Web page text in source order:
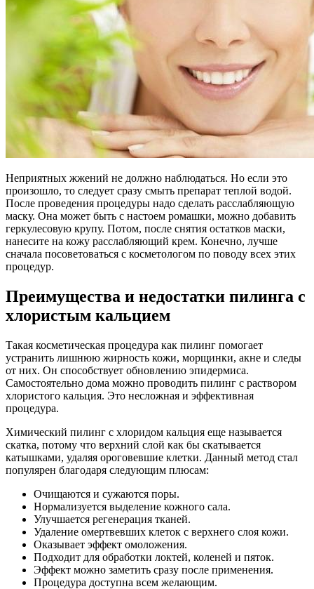
Неприятных жжений не должно наблюдаться. Но если это
произошло, то следует сразу смыть препарат теплой водой.
После проведения процедуры надо сделать расслабляющую
маску. Она может быть с настоем ромашки, можно добавить
геркулесовую крупу. Потом, после снятия остатков маски,
нанесите на кожу расслабляющий крем. Конечно, лучше
сначала посоветоваться с косметологом по поводу всех этих
процедур.
Преимущества и недостатки пилинга с
хлористым кальцием
Такая косметическая процедура как пилинг помогает
устранить лишнюю жирность кожи, морщинки, акне и следы
от них. Он способствует обновлению эпидермиса.
Самостоятельно дома можно проводить пилинг с раствором
хлористого кальция. Это несложная и эффективная
процедура.
Химический пилинг с хлоридом кальция еще называется
скатка, потому что верхний слой как бы скатывается
катышками, удаляя ороговевшие клетки. Данный метод стал
популярен благодаря следующим плюсам:
Очищаются и сужаются поры.
Нормализуется выделение кожного сала.
Улучшается регенерация тканей.
Удаление омертвевших клеток с верхнего слоя кожи.
Оказывает эффект омоложения.
Подходит для обработки локтей, коленей и пяток.
Эффект можно заметить сразу после применения.
Процедура доступна всем желающим.